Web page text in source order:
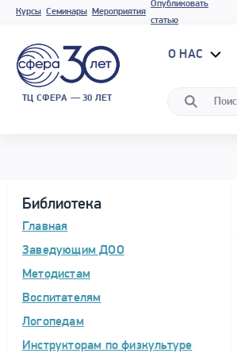
Курсы Семинары Мероприятия
Опубликовать
статью
ТЦ СФЕРА — 30 ЛЕТ
О НАС
Библиотека
Главная
Заведующим ДОО
Методистам
Воспитателям
Логопедам
Инструкторам по физкультуре